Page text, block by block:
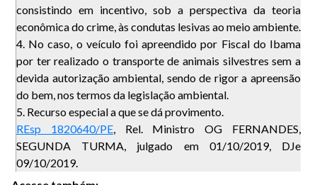
consistindo em incentivo, sob a perspectiva da teoria
econômica do crime, às condutas lesivas ao meio ambiente.
4. No caso, o veículo foi apreendido por Fiscal do Ibama
por ter realizado o transporte de animais silvestres sem a
devida autorização ambiental, sendo de rigor a apreensão
do bem, nos termos da legislação ambiental.
5. Recurso especial a que se dá provimento.
REsp 1820640/PE, Rel. Ministro OG FERNANDES,
SEGUNDA TURMA, julgado em 01/10/2019, DJe
09/10/2019.